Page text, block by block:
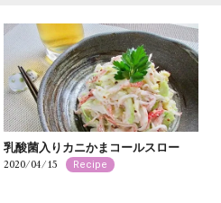
乳酸菌入りカニかまコールスロー
2020/04/15 Recipe